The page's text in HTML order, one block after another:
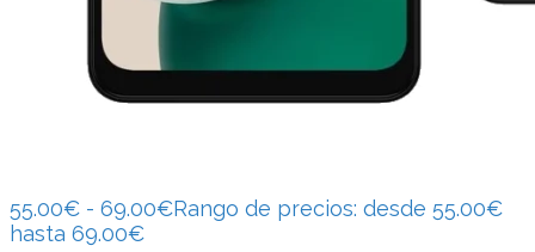
55.00€ - 69.00€Rango de precios: desde 55.00€
hasta 69.00€